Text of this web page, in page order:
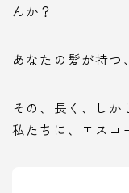
んか？
あなたの髪が持つ
その、長く、しか
私たちに、エスコ